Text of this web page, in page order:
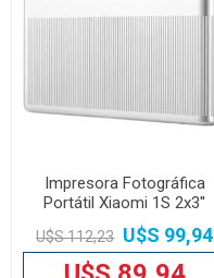
Impresora Fotográfica
Portátil Xiaomi 1S 2x3''
Bluetooth
U$S 112,23 U$S 99,94